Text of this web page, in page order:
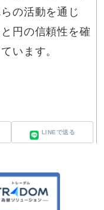
の活動を通じ
円の信頼性を確
います。
LINEで送る